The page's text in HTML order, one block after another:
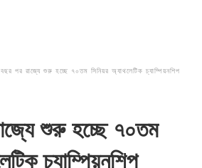
পর রাজ্যে শুরু হচ্ছে ৭০তম সিনিয়র অ্যাথলেটিক চ্যাম্পিয়নশিপ
শুরু হচ্ছে ৭০তম
চ্যাম্পিয়নশিপ